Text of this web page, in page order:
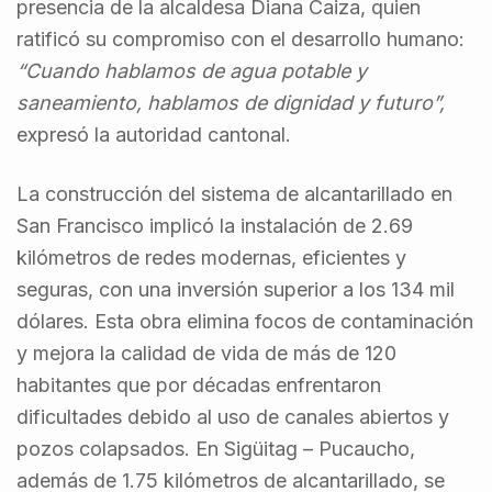
presencia de la alcaldesa Diana Caiza, quien
ratificó su compromiso con el desarrollo humano:
“Cuando hablamos de agua potable y
saneamiento, hablamos de dignidad y futuro”,
expresó la autoridad cantonal.
La construcción del sistema de alcantarillado en
San Francisco implicó la instalación de 2.69
kilómetros de redes modernas, eficientes y
seguras, con una inversión superior a los 134 mil
dólares. Esta obra elimina focos de contaminación
y mejora la calidad de vida de más de 120
habitantes que por décadas enfrentaron
dificultades debido al uso de canales abiertos y
pozos colapsados. En Sigüitag – Pucaucho,
además de 1.75 kilómetros de alcantarillado, se